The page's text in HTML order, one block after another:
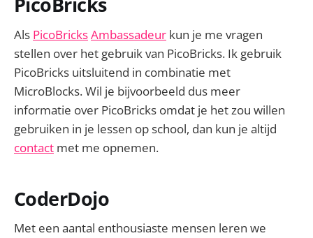
Als PicoBricksAmbassadeur kun je me vragen
stellen over het gebruik van PicoBricks. Ik gebruik
PicoBricks uitsluitend in combinatie met
MicroBlocks. Wil je bijvoorbeeld dus meer
informatie over PicoBricks omdat je het zou willen
gebruiken in je lessen op school, dan kun je altijd
contact met me opnemen.
CoderDojo
Met een aantal enthousiaste mensen leren we